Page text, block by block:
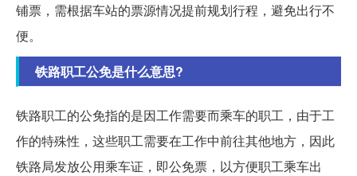
铺票，需根据车站的票源情况提前规划行程，避免出行不
便。
铁路职工公免是什么意思?
铁路职工的公免指的是因工作需要而乘车的职工，由于工
作的特殊性，这些职工需要在工作中前往其他地方，因此
铁路局发放公用乘车证，即公免票，以方便职工乘车出